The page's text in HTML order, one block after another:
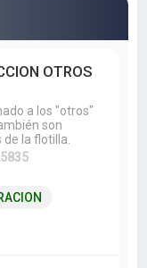
OTROS
a los "otros"
son
la flotilla.